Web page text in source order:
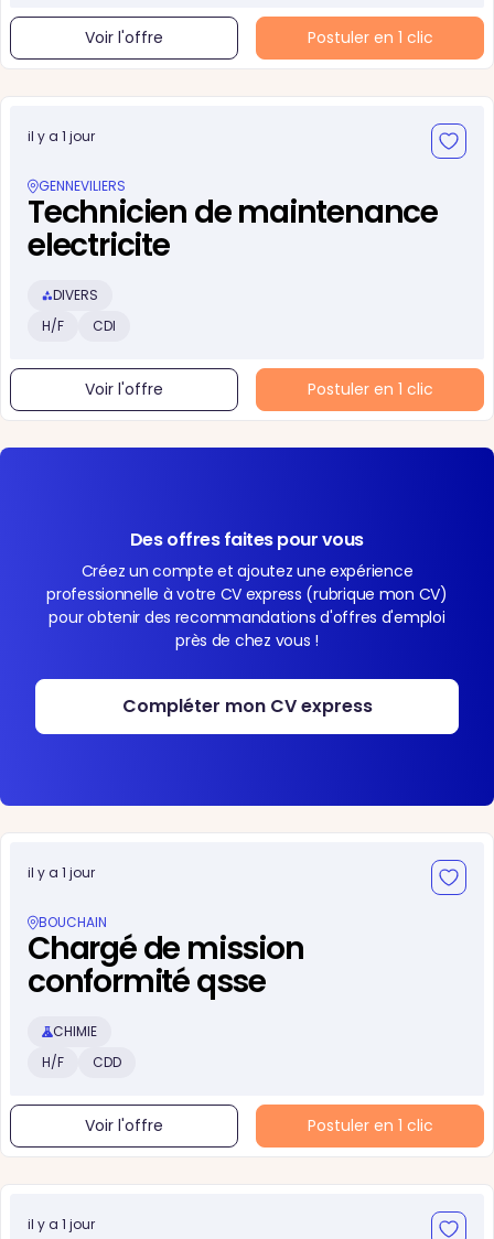
Voir l'offre Postuler en 1 clic
il y a 1 jour
GENNEVILIERS
Technicien de maintenance
electricite
DIVERS
H/F
CDI
Voir l'offre Postuler en 1 clic
Des offres faites pour vous
Créez un compte et ajoutez une expérience
professionnelle à votre CV express (rubrique mon CV)
pour obtenir des recommandations d'offres d'emploi
près de chez vous !
Compléter mon CV express
il y a 1 jour
BOUCHAIN
Chargé de mission
conformité qsse
CHIMIE
H/F
CDD
Voir l'offre Postuler en 1 clic
il y a 1 jour